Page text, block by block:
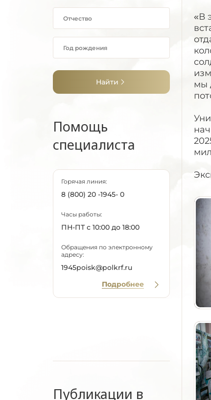
Найти
Помощь
специалиста
Горячая линия:
8 (800) 20 -1945- 0
Часы работы:
ПН-ПТ с 10:00 до 18:00
Обращения по электронному
адресу:
1945poisk@polkrf.ru
Подробнее
Публикации в
«В
мы